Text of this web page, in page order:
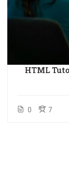
HTML
0 7